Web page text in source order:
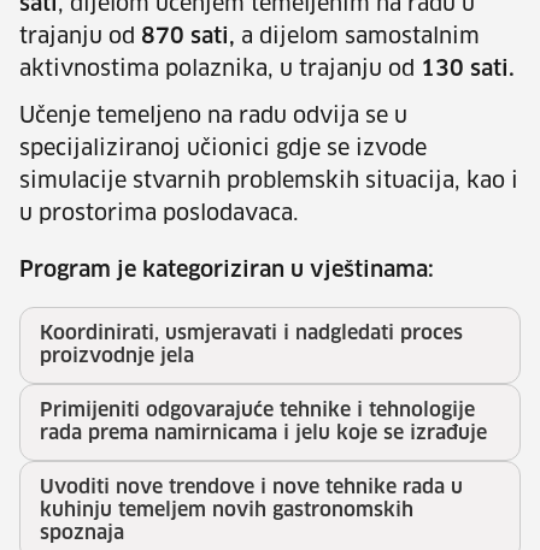
sati, dijelom učenjem temeljenim na radu u
trajanju od 870 sati, a dijelom samostalnim
aktivnostima polaznika, u trajanju od 130 sati.
Učenje temeljeno na radu odvija se u
specijaliziranoj učionici gdje se izvode
simulacije stvarnih problemskih situacija, kao i
u prostorima poslodavaca.
Program je kategoriziran u vještinama:
Koordinirati, usmjeravati i nadgledati proces
proizvodnje jela
Primijeniti odgovarajuće tehnike i tehnologije
rada prema namirnicama i jelu koje se izrađuje
Uvoditi nove trendove i nove tehnike rada u
kuhinju temeljem novih gastronomskih
spoznaja